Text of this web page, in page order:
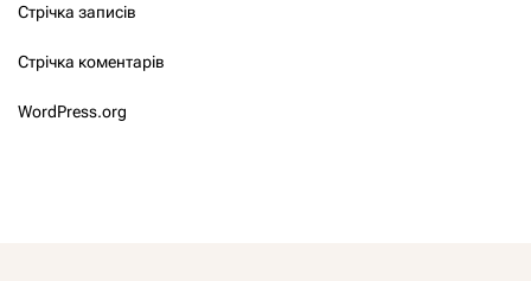
Стрічка записів
Стрічка коментарів
WordPress.org